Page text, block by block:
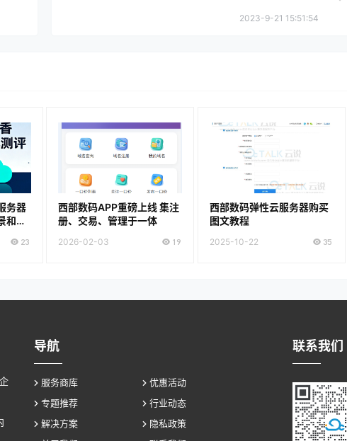
2023-9-21 15:51:54
务器
和购
23
西部数码APP重磅上线 集注
册、交易、管理于一体
2026-02-03 19
西部数码弹性云服务器购买
图文教程
2025-10-22 35
导航
服务商库
优惠活动
专题推荐
行业动态
解决方案
隐私政策
联系我们